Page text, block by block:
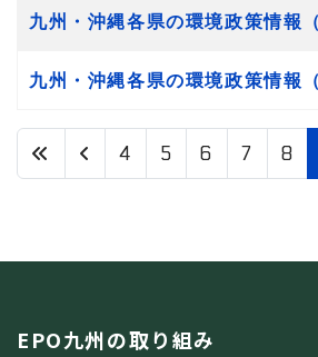
九州・沖縄各県の環境政策情報
九州・沖縄各県の環境政策情報
4 5 6 7 8
EPO九州の取り組み